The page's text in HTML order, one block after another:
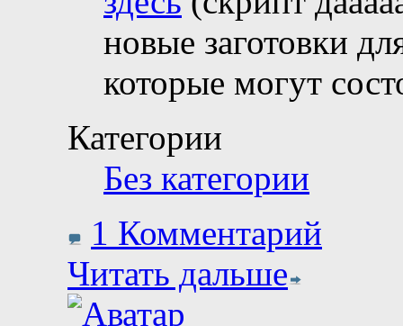
новые заготовки
которые могут
Категории
Без категории
1 Комментарий
Читать дальше